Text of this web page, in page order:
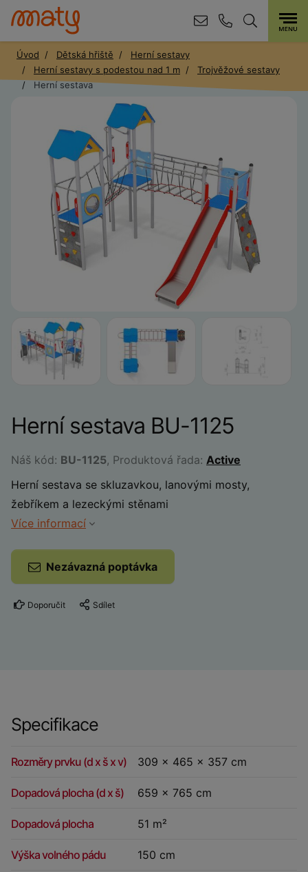
Úvod Dětská hřiště
Herní sestavy
Herní sestavy s podestou nad 1 m
Trojvěžové sestavy
Herní sestava
Herní sestava BU-1125
Náš kód: BU-1125, Produktová řada: Active
Herní sestava se skluzavkou, lanovými mosty,
žebříkem a lezeckými stěnami
Více informací
Nezávazná poptávka
Doporučit Sdílet
Specifikace
Rozměry prvku (d x š x v) 309 x 465 x 357 cm
Dopadová plocha (d x š) 659 x 765 cm
Dopadová plocha 51 m²
Výška volného pádu 150 cm